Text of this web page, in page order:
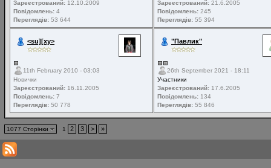
Зареєстрований: 12.10.2009
Повідомлень: 4
Переглядів: 53 644
Зареєстрований: 21.6.2005
Повідомлень: 245
Переглядів: 55 394
<su][xy>
11th February 2010 - 03:03
Новички
Зареєстрований: 16.11.2005
Повідомлень: 7
Переглядів: 50 778
"Павлик"
26th September 2021 - 18:11
Участники
Зареєстрований: 17.6.2005
Повідомлень: 134
Переглядів: 55 846
1077 Сторінки 1 2 3 > »